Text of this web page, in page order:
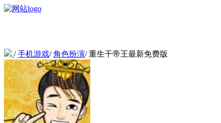
/手机游戏/角色扮演/重生干帝王最新免费版